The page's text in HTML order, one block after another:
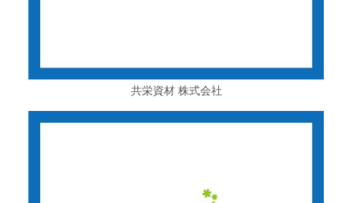
共栄資材 株式会社